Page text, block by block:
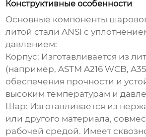
Конструктивные особенности
Основные компоненты
литой стали ANSI с
давлением:
Корпус: Изготавливается из
(например, ASTM A216 WCB,
обеспечения прочности и
высоким температурам и
Шар: Изготавливается из
или другого материала,
рабочей средой. Имеет